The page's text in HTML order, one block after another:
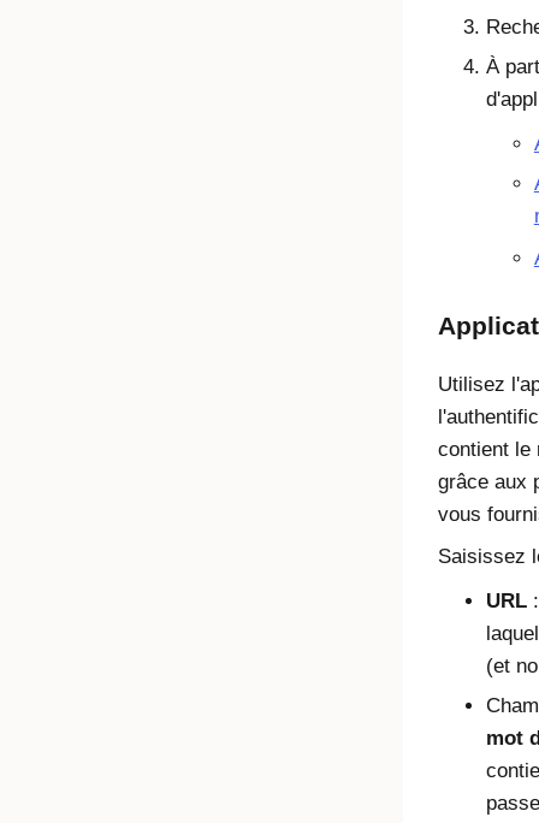
À
Utilisez
contient le
grâce aux
vous
Saisissez
URL:
(et
mot